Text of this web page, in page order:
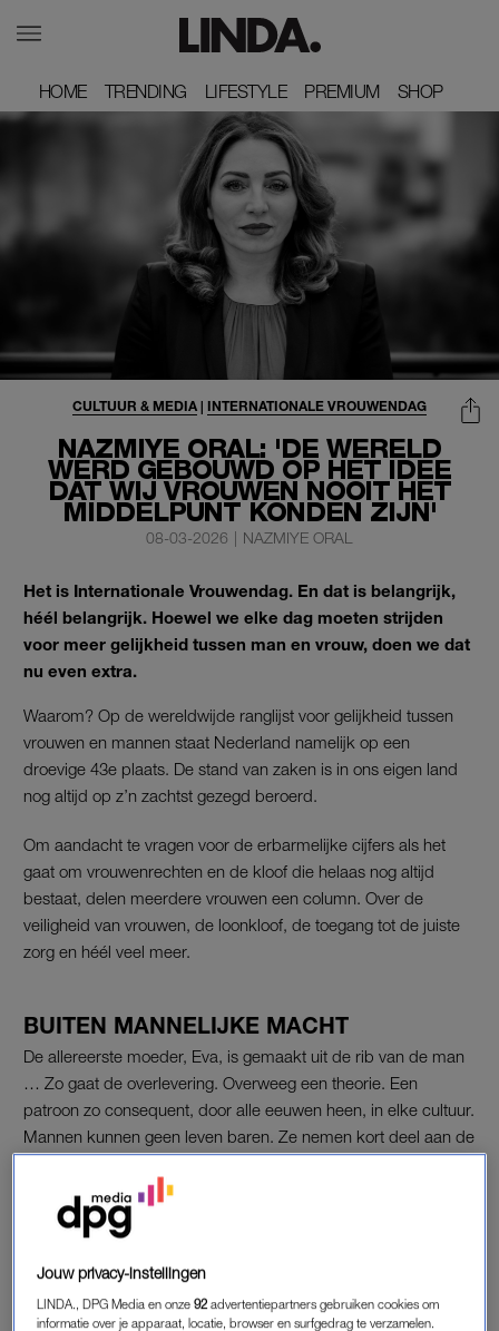
HOME
HOME TRENDING
TRENDING LIFESTYLE
LIFESTYLE PREMIUM
PREMIUM SHOP
SHOP
NAZMIYE ORAL: 'DE WERELD
WERD GEBOUWD OP HET IDEE
DAT WIJ VROUWEN NOOIT HET
MIDDELPUNT KONDEN ZIJN'
CULTUUR & MEDIA | INTERNATIONALE VROUWENDAG
08-03-2026 | NAZMIYE ORAL
Het is Internationale Vrouwendag. En dat is belangrijk,
héél belangrijk. Hoewel we elke dag moeten strijden
voor meer gelijkheid tussen man en vrouw, doen we dat
nu even extra.
Waarom? Op de wereldwijde ranglijst voor gelijkheid tussen
vrouwen en mannen staat Nederland namelijk op een
droevige 43e plaats. De stand van zaken is in ons eigen land
nog altijd op z’n zachtst gezegd beroerd.
Om aandacht te vragen voor de erbarmelijke cijfers als het
gaat om vrouwenrechten en de kloof die helaas nog altijd
bestaat, delen meerdere vrouwen een column. Over de
veiligheid van vrouwen, de loonkloof, de toegang tot de juiste
zorg en héél veel meer.
BUITEN MANNELIJKE MACHT
De allereerste moeder, Eva, is gemaakt uit de rib van de man
… Zo gaat de overlevering. Overweeg een theorie. Een
patroon zo consequent, door alle eeuwen heen, in elke cultuur.
Mannen kunnen geen leven baren. Ze nemen kort deel aan de
totstandkoming ervan, en daarna voltrekt het mysterie zich
zonder hen in een lichaam dat niet het hunne is.
Via een proces dat ze niet kunnen beheersen, richting een
moment van aankomst dat ze kunnen bijwonen, maar nooit
daad van menselijke voortzetting plaats volledig buiten
Jouw privacy-instellingen
LINDA., DPG Media en onze92 advertentiepartners gebruiken cookies om
informatie over je apparaat, locatie, browser en surfgedrag te verzamelen.